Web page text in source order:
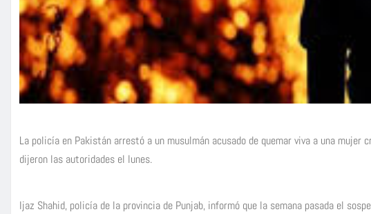
La policía en Pakistán arrestó a un musulmán acusado de quemar viva a una
dijeron las autoridades el lunes.
Ijaz Shahid, policía de la provincia de Punjab, informó que la semana pasada el